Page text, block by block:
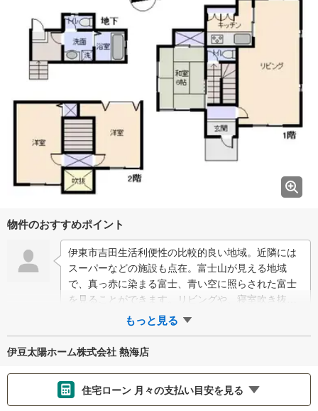
物件のおすすめポイント
伊東市吉田生活利便性の比較的良い地域。近隣には
スーパーなどの施設も点在。富士山が見える地域
で、真っ赤に染まる富士、青い空に照らされた富士
を見ることができます。リビングや、寝室吹き抜け
の玄関など家族で暮らすのに丁度良い広さの3LDK…
もっと見る
伊豆太陽ホーム株式会社 熱海店
住宅ローン 月々の支払い目安を見る